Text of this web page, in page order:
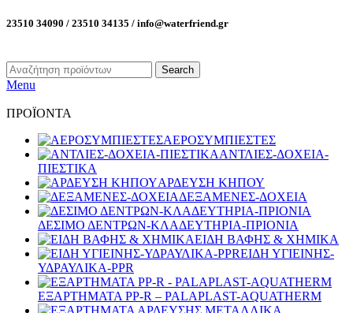
23510 34090 / 23510 34135 / info@waterfriend.gr
Search
Menu
ΠΡΟΪΟΝΤΑ
ΑΕΡΟΣΥΜΠΙΕΣΤΕΣ
ΑΝΤΛΙΕΣ-ΔΟΧΕΙΑ-
ΠΙΕΣΤΙΚΑ
ΑΡΔΕΥΣΗ ΚΗΠΟΥ
ΔΕΞΑΜΕΝΕΣ-ΔΟΧΕΙΑ
ΔΕΣΙΜΟ ΔΕΝΤΡΩΝ-ΚΛΑΔΕΥΤΗΡΙΑ-ΠΡΙΟΝΙΑ
ΕΙΔΗ ΒΑΦΗΣ & ΧΗΜΙΚΑ
ΕΙΔΗ ΥΓΙΕΙΝΗΣ-
ΥΔΡΑΥΛΙΚΑ-PPR
ΕΞΑΡΤΗΜΑΤΑ PP-R – PALAPLAST-AQUATHERM